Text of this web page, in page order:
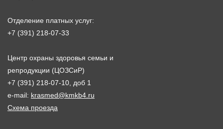
Отделение платных услуг:
+7 (391) 218-07-33
Центр охраны здоровья семьи и
репродукции (ЦОЗСиР)
+7 (391) 218-07-10, доб 1
e-mail: krasmed@kmkb4.ru
Схема проезда